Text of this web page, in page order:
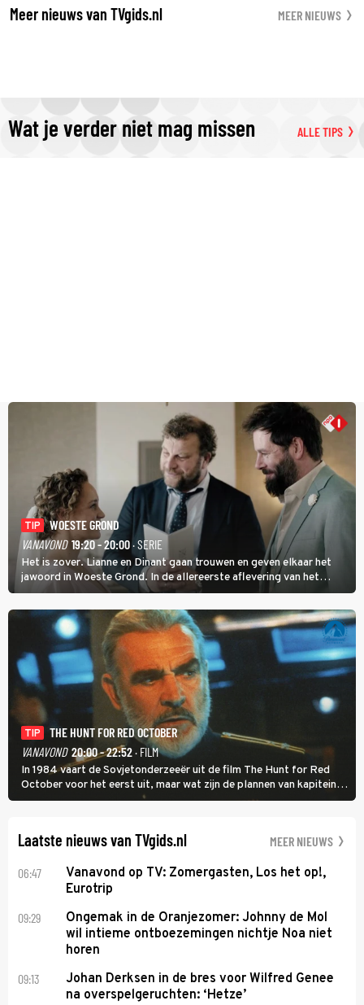
Meer nieuws van TVgids.nl MEER NIEUWS
Wat je verder niet mag missen ALLE TIPS
TIP
WOESTE GROND
VANAVOND 19:20 - 20:00· SERIE
Het is zover. Lianne en Dinant gaan trouwen en geven elkaar het
jawoord in Woeste Grond. In de allereerste aflevering van het
eerste seizoen kwam Lianne vanuit de Randstad naar Twente. Daar
is ze inmiddels helemaal op haar plek.
TIP
THE HUNT FOR RED OCTOBER
VANAVOND 20:00 - 22:52· FILM
In 1984 vaart de Sovjetonderzeeër uit de film The Hunt for Red
October voor het eerst uit, maar wat zijn de plannen van kapitein
Marko Ramius?
Laatste nieuws van TVgids.nl MEER NIEUWS
06:47
Vanavond op TV: Zomergasten, Los het op!,
Eurotrip
09:29
Ongemak in de Oranjezomer: Johnny de Mol
wil intieme ontboezemingen nichtje Noa niet
horen
09:13
Johan Derksen in de bres voor Wilfred Genee
na overspelgeruchten: ‘Hetze’